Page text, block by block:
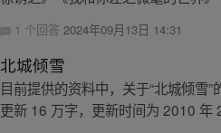
1 个回答2024年09月13日 14:31
北城倾雪
目前提供的资料中，关于“北城倾雪
更新 16 万字，更新时间为 2010 年